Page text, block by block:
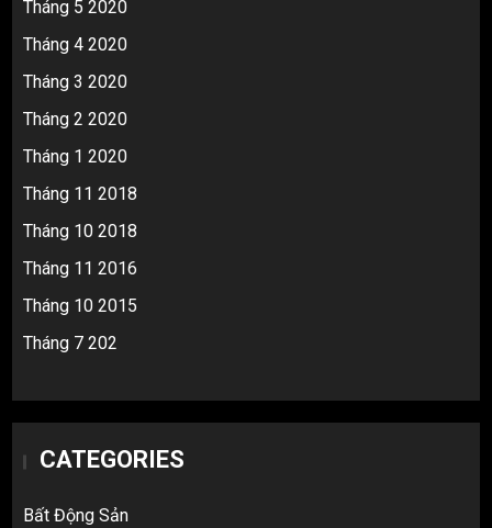
Tháng 5 2020
Tháng 4 2020
Tháng 3 2020
Tháng 2 2020
Tháng 1 2020
Tháng 11 2018
Tháng 10 2018
Tháng 11 2016
Tháng 10 2015
Tháng 7 202
CATEGORIES
Bất Động Sản